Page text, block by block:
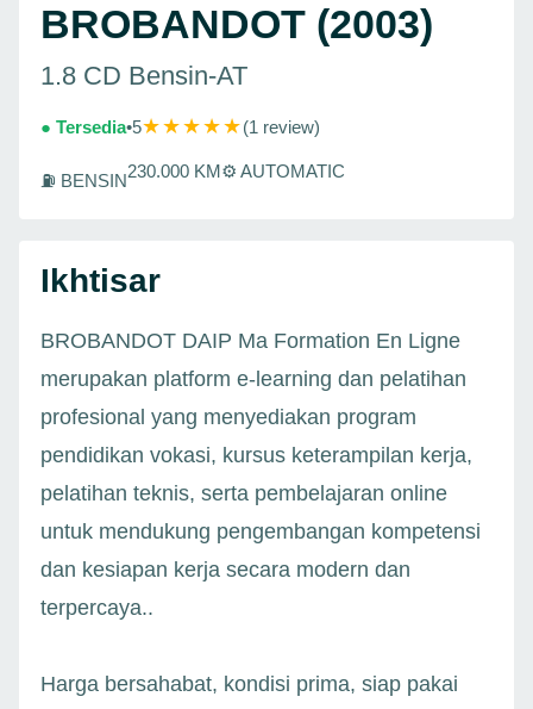
BROBANDOT (2003)
1.8 CD Bensin-AT
● Tersedia•5★★★★★(1 review)
⛽ BENSIN230.000 KM⚙ AUTOMATIC
Ikhtisar
BROBANDOT DAIP Ma Formation En Ligne
merupakan platform e-learning dan pelatihan
profesional yang menyediakan program
pendidikan vokasi, kursus keterampilan kerja,
pelatihan teknis, serta pembelajaran online
untuk mendukung pengembangan kompetensi
dan kesiapan kerja secara modern dan
terpercaya..
Harga bersahabat, kondisi prima, siap pakai